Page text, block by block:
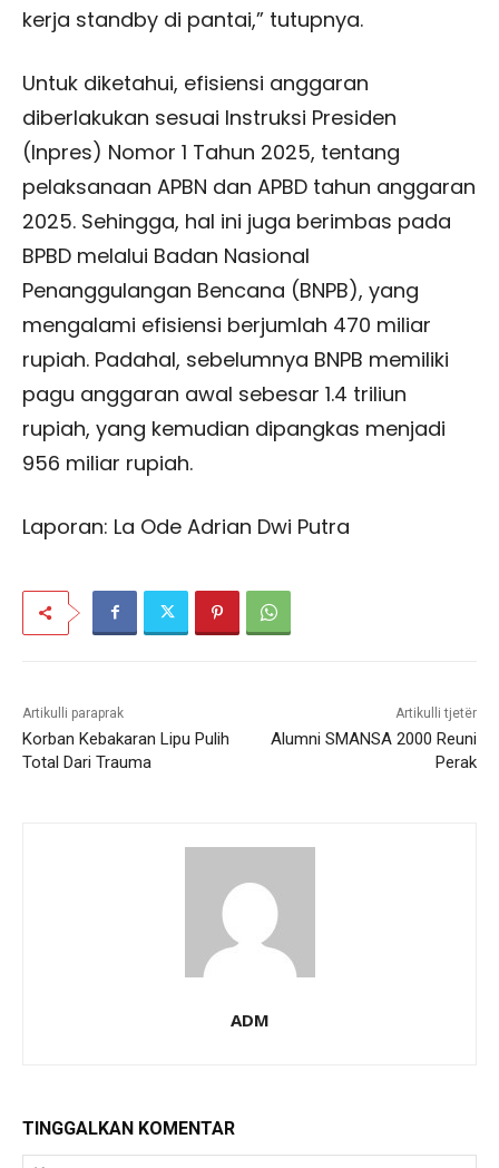
kerja standby di pantai,” tutupnya.
Untuk diketahui, efisiensi anggaran
diberlakukan sesuai Instruksi Presiden
(Inpres) Nomor 1 Tahun 2025, tentang
pelaksanaan APBN dan APBD tahun anggaran
2025. Sehingga, hal ini juga berimbas pada
BPBD melalui Badan Nasional
Penanggulangan Bencana (BNPB), yang
mengalami efisiensi berjumlah 470 miliar
rupiah. Padahal, sebelumnya BNPB memiliki
pagu anggaran awal sebesar 1.4 triliun
rupiah, yang kemudian dipangkas menjadi
956 miliar rupiah.
Laporan: La Ode Adrian Dwi Putra
Artikulli paraprak
Korban Kebakaran Lipu Pulih
Total Dari Trauma
Artikulli tjetër
Alumni SMANSA 2000 Reuni
Perak
ADM
TINGGALKAN KOMENTAR